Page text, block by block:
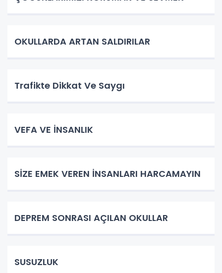
OKULLARDA ARTAN SALDIRILAR
Trafikte Dikkat Ve Saygı
VEFA VE İNSANLIK
SİZE EMEK VEREN İNSANLARI HARCAMAYIN
DEPREM SONRASI AÇILAN OKULLAR
SUSUZLUK